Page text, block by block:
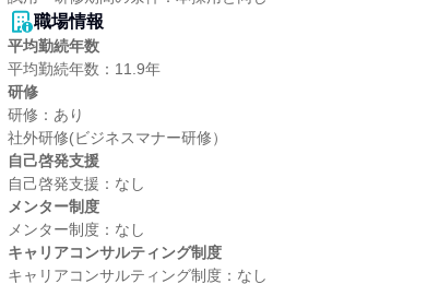
職場情報
平均勤続年数
研修
研修：あり
自己啓発支援
メンター制度
キャリアコンサルティング制度